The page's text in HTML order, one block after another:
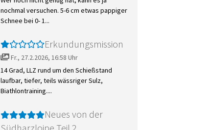
nochmal versuchen. 5-6 cm etwas pappiger
Schnee bei 0- 1...
Erkundungsmission
Fr., 27.2.2026, 16:58 Uhr
14 Grad, LLZ rund um den Schießstand
laufbar, tiefer, teils wässriger Sulz,
Biathlontraining....
Neues von der